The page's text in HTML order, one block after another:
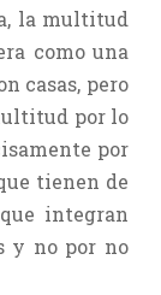
la multitud
como una
casas, pero
por lo
por
tienen de
integran
y no por no